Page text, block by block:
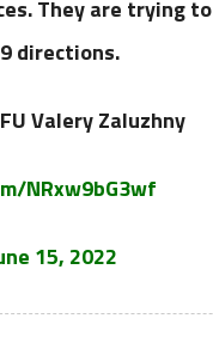
They are trying to
directions.
Valery Zaluzhny
NRxw9bG3wf
15, 2022